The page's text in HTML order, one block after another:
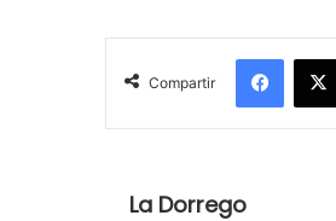
Compartir
La Dorrego